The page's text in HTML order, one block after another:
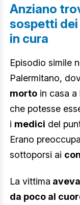
Anziano
sospetti
in cura
Episodio simile
Palermitano,
morto in casa a
che potesse
i medici del
Erano
sottoporsi ai
La vittima
da poco al